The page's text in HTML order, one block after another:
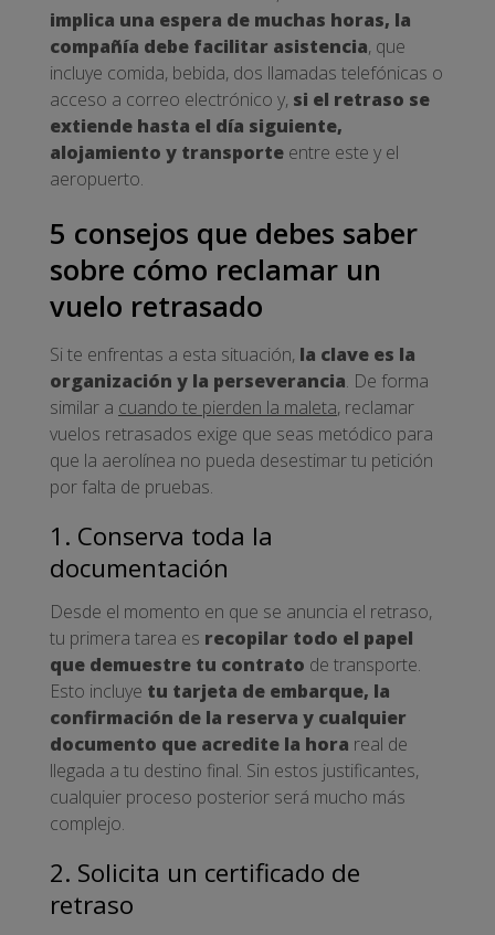
implica una espera de muchas horas, la
compañía debe facilitar asistencia, que
incluye comida, bebida, dos llamadas telefónicas o
acceso a correo electrónico y, si el retraso se
extiende hasta el día siguiente,
alojamiento y transporte entre este y el
aeropuerto.
5 consejos que debes saber
sobre cómo reclamar un
vuelo retrasado
Si te enfrentas a esta situación, la clave es la
organización y la perseverancia. De forma
similar a cuando te pierden la maleta, reclamar
vuelos retrasados exige que seas metódico para
que la aerolínea no pueda desestimar tu petición
por falta de pruebas.
1. Conserva toda la
documentación
Desde el momento en que se anuncia el retraso,
tu primera tarea es recopilar todo el papel
que demuestre tu contrato de transporte.
Esto incluye tu tarjeta de embarque, la
confirmación de la reserva y cualquier
documento que acredite la hora real de
llegada a tu destino final. Sin estos justificantes,
cualquier proceso posterior será mucho más
complejo.
2. Solicita un certificado de
retraso